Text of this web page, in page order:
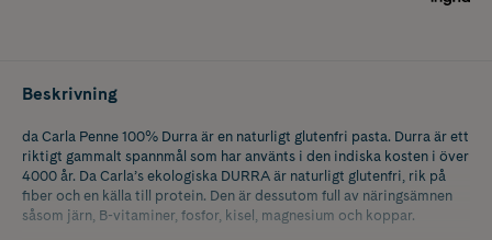
Beskrivning
da Carla Penne 100% Durra är en naturligt glutenfri pasta. Durra är ett
riktigt gammalt spannmål som har använts i den indiska kosten i över
4000 år. Da Carla’s ekologiska DURRA är naturligt glutenfri, rik på
fiber och en källa till protein. Den är dessutom full av näringsämnen
såsom järn, B-vitaminer, fosfor, kisel, magnesium och koppar.